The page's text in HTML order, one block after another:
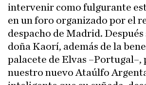
intervenir como fulgurante
en un foro organizado por el
despacho de Madrid. Después
doña Kaorí, además de la
palacete de Elvas –Portugal–,
nuestro nuevo Ataúlfo